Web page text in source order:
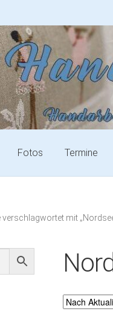
Fotos Termine
verschlagwortet mit